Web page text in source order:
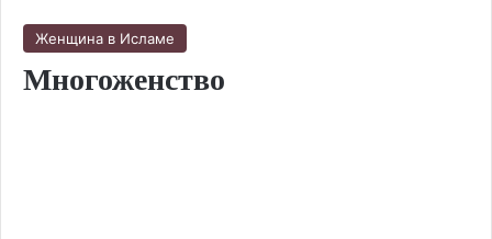
Женщина в Исламе
Многоженство